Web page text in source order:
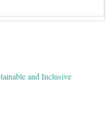
and Inclusive